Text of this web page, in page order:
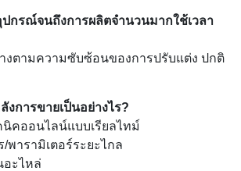
ปกรณ์จนถึงการผลิตจำนวนมากใช้เวลา
างตามความซับซ้อนของการปรับแต่ง ปกติ
การขายเป็นอย่างไร?
คออนไลน์แบบเรียลไทม์
/พารามิเตอร์ระยะไกล
ะไหล่